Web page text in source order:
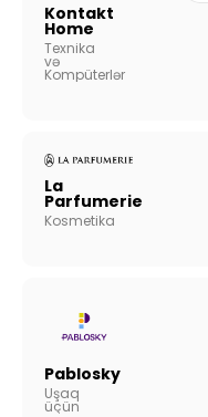
Kontakt
Home
Texnika
və
Kompüterlər
La
Parfumerie
Kosmetika
Pablosky
Uşaq
üçün